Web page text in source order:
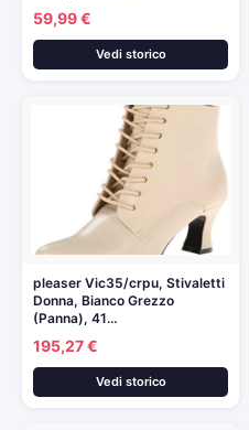
59,99 €
Vedi storico
pleaser Vic35/crpu, Stivaletti
Donna, Bianco Grezzo
(Panna), 41…
195,27 €
Vedi storico